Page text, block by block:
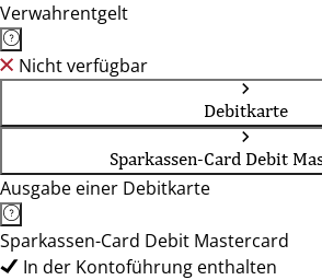
Verwahrentgelt
Nicht verfügbar
Debitkarte
Sparkassen-Card Debit
Ausgabe einer Debitkarte
Sparkassen-Card Debit Mastercard
In der Kontoführung enthalten